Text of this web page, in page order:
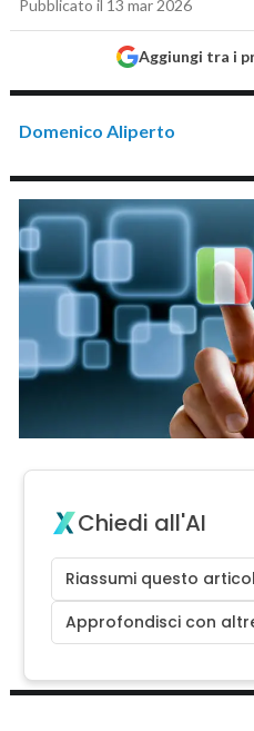
Pubblicato il 13 mar 2026
Aggiungi tra i
Domenico Aliperto
Chiedi all'AI
Riassumi questo
Approfondisci con